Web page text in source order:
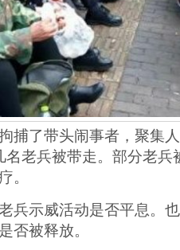
捕了带头闹事者，聚集
名老兵被带走。部分老兵
。
兵示威活动是否平息。
否被释放。